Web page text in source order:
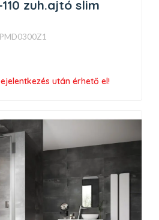
zuh.ajtó slim
után érhető el!